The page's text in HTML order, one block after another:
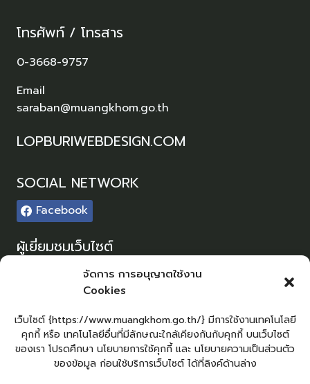
จัดการ การอนุญาตใช้งาน
Cookies
เว็บไซต์ {https://www.muangkhom.go.th/} มีการใช้งานเทคโนโลยี
คุกกี้ หรือ เทคโนโลยีอื่นที่มีลักษณะใกล้เคียงกันกับคุกกี้ บนเว็บไซต์
ของเรา โปรดศึกษา นโยบายการใช้คุกกี้ และ นโยบายความเป็นส่วนตัว
ของข้อมูล ก่อนใช้บริการเว็บไซต์ ได้ที่ลิงค์ด้านล่าง
โทรศัพท์ / โทรสาร
0-3668-9757
Email
saraban@muangkhom.go.th
LOPBURIWEBDESIGN.COM
SOCIAL NETWORK
Facebook
ผู้เยี่ยมชมเว็บไซต์
0
แผนผังเว็บไซต์
Login
เข้าสู่ระบบ